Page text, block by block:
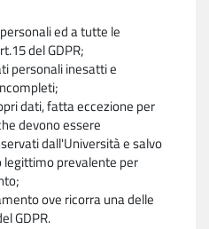
ed a tutte le
del GDPR;
personali inesatti e
dati, fatta eccezione per
devono essere
dall'Università e salvo
prevalente per
ove ricorra una delle
GDPR.